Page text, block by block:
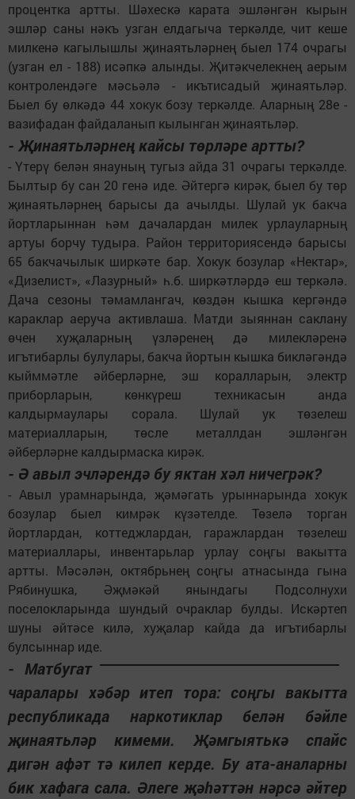
процентка артты. Шәхескә карата эшләнгән кырын
эшләр саны нәкъ узган елдагыча теркәлде, чит кеше
милкенә кагылышлы җинаятьләрнең быел 174 очрагы
(узган ел - 188) исәпкә алынды. Җитәкчелекнең аерым
контролендәге мәсьәлә - икътисадый җинаятьләр.
Быел бу өлкәдә 44 хокук бозу теркәлде. Аларның 28е -
вазифадан файдаланып кылынган җинаятьләр.
- Җинаятьләрнең кайсы төрләре артты?
- Үтерү белән янауның тугыз айда 31 очрагы теркәлде.
Былтыр бу сан 20 генә иде. Әйтергә кирәк, быел бу төр
җинаятьләрнең барысы да ачылды. Шулай ук бакча
йортларыннан һәм дачалардан милек урлауларның
артуы борчу тудыра. Район территориясендә барысы
65 бакчачылык ширкәте бар. Хокук бозулар «Нектар»,
«Дизелист», «Лазурный» һ.б. ширкәтләрдә еш теркәлә.
Дача сезоны тәмамлангач, көздән кышка кергәндә
караклар аеруча активлаша. Матди зыяннан саклану
өчен хуҗаларның үзләренең дә милекләренә
игътибарлы булулары, бакча йортын кышка бикләгәндә
кыйммәтле әйберләрне, эш коралларын, электр
приборларын, көнкүреш техникасын анда
калдырмаулары сорала. Шулай ук төзелеш
материалларын, төсле металлдан эшләнгән
әйберләрне калдырмаска кирәк.
- Ә авыл эчләрендә бу яктан хәл ничегрәк?
- Авыл урамнарында, җәмәгать урыннарында хокук
бозулар быел кимрәк күзәтелде. Төзелә торган
йортлардан, коттеджлардан, гаражлардан төзелеш
материаллары, инвентарьлар урлау соңгы вакытта
артты. Мәсәлән, октябрьнең соңгы атнасында гына
Рябинушка, Әҗмәкәй янындагы Подсолнухи
поселокларында шундый очраклар булды. Искәртеп
шуны әйтәсе килә, хуҗалар кайда да игътибарлы
булсыннар иде.
- Матбугат
чаралары хәбәр итеп тора: соңгы вакытта
республикада наркотиклар белән бәйле
җинаятьләр кимеми. Җәмгыятькә спайс
дигән афәт тә килеп керде. Бу ата-аналарны
бик хафага сала. Әлеге җәһәттән нәрсә әйтер